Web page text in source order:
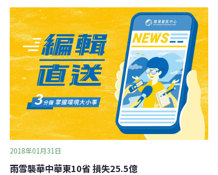
開花時，剛好遇上連續低溫，導致水稻不結穗，希望農委
會能依照天然災害辦法給予補助。花蓮縣政府農業處副處
長張仁智也表示，「每一公頃是補助18000元，受理申報
的期間是從5月27號起，到6月5號這個期間。」
2018年01月31日
雨雪襲華中華東10省 損失25.5億